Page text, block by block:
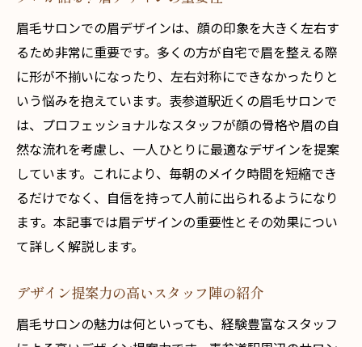
眉毛サロンでの眉デザインは、顔の印象を大きく左右す
るため非常に重要です。多くの方が自宅で眉を整える際
に形が不揃いになったり、左右対称にできなかったりと
いう悩みを抱えています。表参道駅近くの眉毛サロンで
は、プロフェッショナルなスタッフが顔の骨格や眉の自
然な流れを考慮し、一人ひとりに最適なデザインを提案
しています。これにより、毎朝のメイク時間を短縮でき
るだけでなく、自信を持って人前に出られるようになり
ます。本記事では眉デザインの重要性とその効果につい
て詳しく解説します。
デザイン提案力の高いスタッフ陣の紹介
眉毛サロンの魅力は何といっても、経験豊富なスタッフ